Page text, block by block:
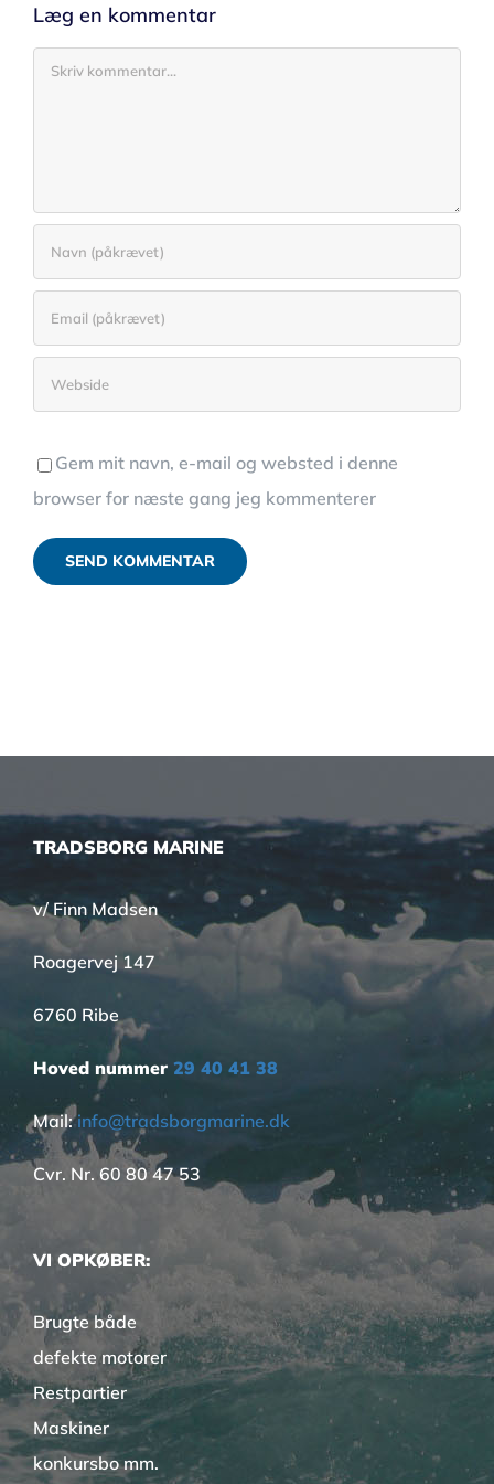
Læg en kommentar
Comment
Gem mit navn, e-mail og websted i denne
browser for næste gang jeg kommenterer
TRADSBORG MARINE
v/ Finn Madsen
Roagervej 147
6760 Ribe
Hoved nummer 29 40 41 38
Mail:info@tradsborgmarine.dk
Cvr. Nr. 60 80 47 53
VI OPKØBER:
Brugte både
defekte motorer
Restpartier
Maskiner
konkursbo mm.